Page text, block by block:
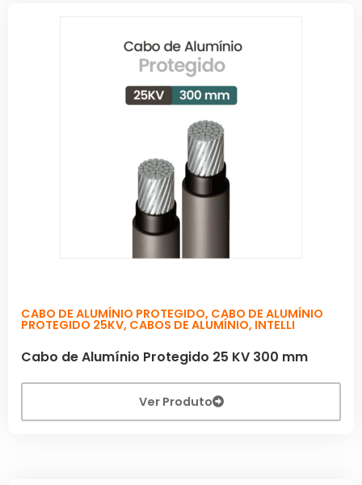
CABO DE ALUMÍNIO PROTEGIDO, CABO DE ALUMÍNIO
PROTEGIDO 25KV, CABOS DE ALUMÍNIO, INTELLI
Cabo de Alumínio Protegido 25 KV 300 mm
Ver Produto